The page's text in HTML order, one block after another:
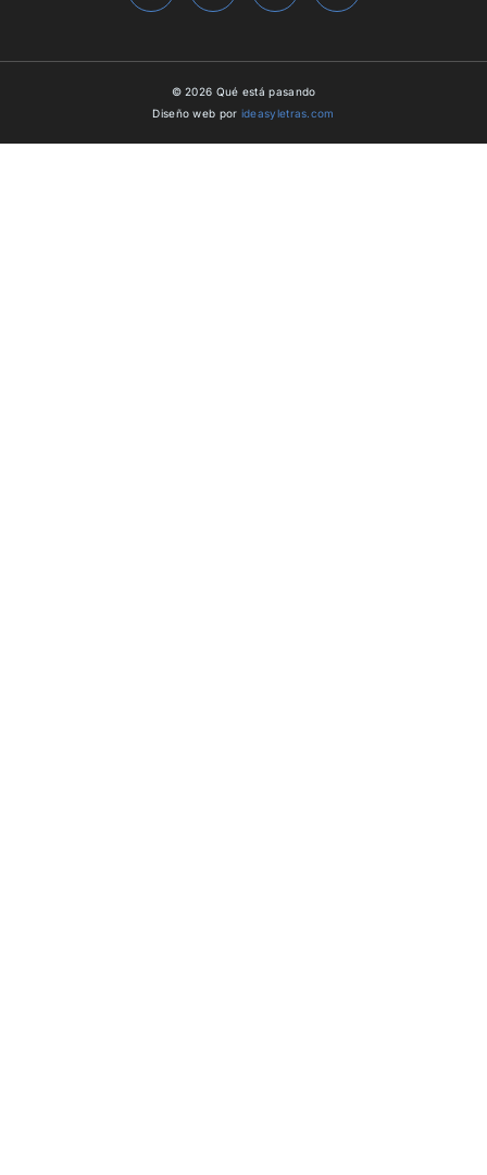
© 2026 Qué está pasando
Diseño web por ideasyletras.com